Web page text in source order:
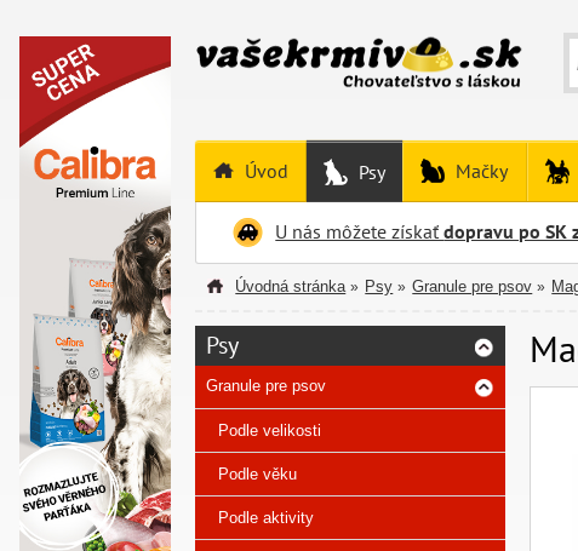
Úvod Psy Mačky
U nás môžete získaťdopravu po SK
Úvodná stránka » Psy » Granule pre psov »
Psy
Granule pre psov
Podle velikosti
Podle věku
Podle aktivity